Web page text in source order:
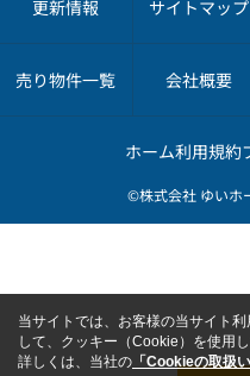
更新情報 サイトマップ
売り物件一覧 会社概要
ホーム利用規約
©株式会社 ゆいホ
当サイトでは、お客様の当サイト
して、クッキー（Cookie）を使用し
詳しくは、当社の 「Cookieの取扱